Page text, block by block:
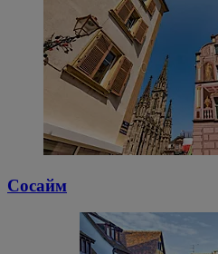
Сосайм